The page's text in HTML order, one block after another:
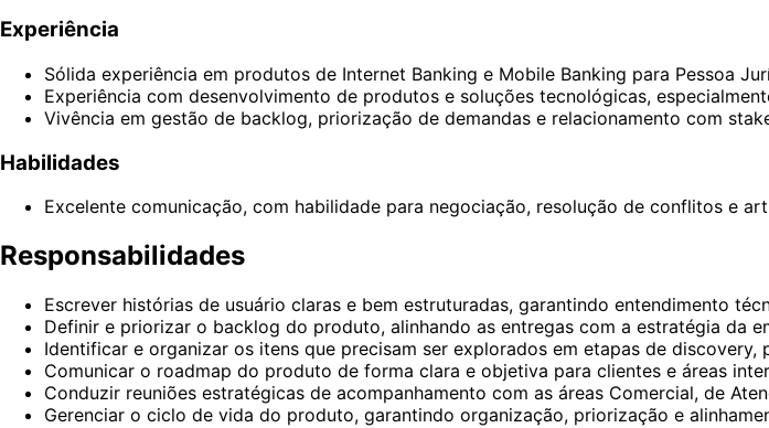
Experiência
Sólida experiência em produtos de Internet Banking e Mobile Banking para Pessoa
Experiência com desenvolvimento de produtos e soluções tecnológicas,
Vivência em gestão de backlog, priorização de demandas e relacionamento com
Habilidades
Excelente comunicação, com habilidade para negociação, resolução de conflitos e
Responsabilidades
Escrever histórias de usuário claras e bem estruturadas, garantindo entendimento
Definir e priorizar o backlog do produto, alinhando as entregas com a estratégia da
Identificar e organizar os itens que precisam ser explorados em etapas de
Comunicar o roadmap do produto de forma clara e objetiva para clientes e áreas
Conduzir reuniões estratégicas de acompanhamento com as áreas Comercial, de
Gerenciar o ciclo de vida do produto, garantindo organização, priorização e